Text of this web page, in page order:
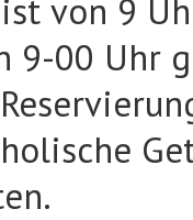
von 9
9-00 Uhr